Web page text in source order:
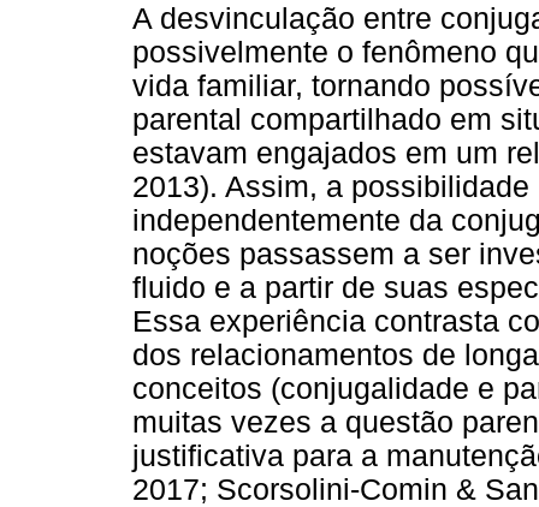
A desvinculação entre
possivelmente o fenômeno
vida familiar, tornando
parental compartilhado em
estavam engajados em um
2013). Assim, a
independentemente da
noções passassem a ser
fluido e a partir de suas
Essa experiência contrasta
dos relacionamentos de
conceitos (conjugalidade e
muitas vezes a questão
justificativa para a
2017; Scorsolini-Comin &